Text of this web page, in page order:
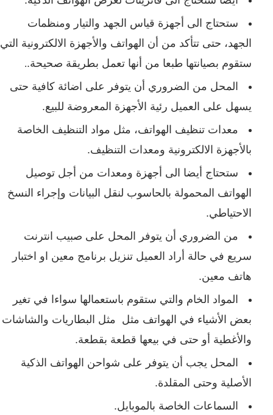
ستحتاج الى أجهزة قياس الجهد والتيار ومنظمات
الجهد، حتى تتأكد من أن الهواتف والأجهزة الالكترونية التي
ستقوم بصيانتها طبعا من أنها تعمل بطريقة صحيحة..
المحل من الضروري أن يتوفر على اضائة كافية حتى
يسهل على العميل رئية الأجهزة المعروضة للبيع.
معدات تنظيف الهواتف، مثل مواد التنظيف الخاصة
بالأجهزة الالكترونية ومعدات التنظيف.
ستحتاج أيضا الى أجهزة ومعدات من أجل توصيل
الهواتف المحمولة بالحاسوب لنقل البيانات وإجراء النسخ
الاحتياطي.
من الضروري أن يتوفر المحل على صبيب انترنت
سريع في حالة أراد العميل تنزيل برنامج معين او اختبار
هاتف معين.
المواد الخام والتي ستقوم باستعمالها سواءا في تغير
بعض الأشياء في الهواتف مثل مثل البطاريات والشاشات
والأغطية أو حتى في بيعها قطعة بقطعة.
المحل يجب أن يتوفر على شواحن الهواتف الذكية
الأصلية وحتى المقلدة.
السماعات الخاصة بالموبايل.